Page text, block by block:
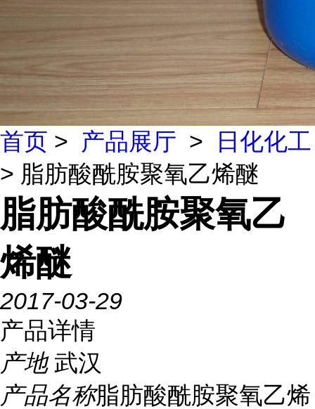
首页 > 产品展厅 >
日化化工
> 脂肪酸酰胺聚氧乙烯醚
脂肪酸酰胺聚氧乙
烯醚
2017-03-29
产品详情
产地 武汉
产品名称脂肪酸酰胺聚氧乙烯